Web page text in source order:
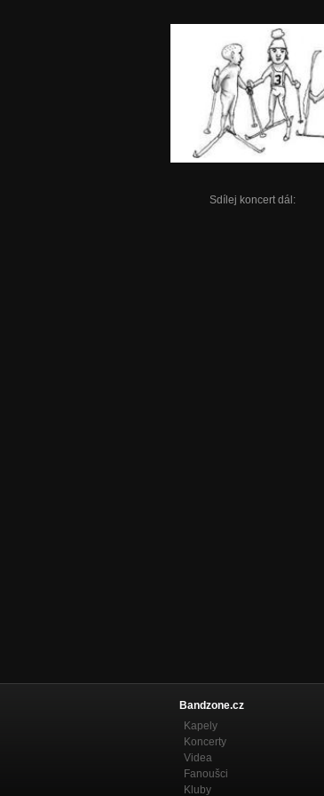
Sdílej koncert dál:
Bandzone.cz
Kapely
Koncerty
Videa
Fanoušci
Kluby